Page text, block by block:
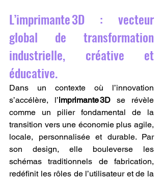
L’imprimante 3D : vecteur
global de transformation
industrielle, créative et
éducative.
Dans un contexte où l’innovation
s’accélère, l’imprimante 3D se révèle
comme un pilier fondamental de la
transition vers une économie plus agile,
locale, personnalisée et durable. Par
son design, elle bouleverse les
schémas traditionnels de fabrication,
redéfinit les rôles de l’utilisateur et de la